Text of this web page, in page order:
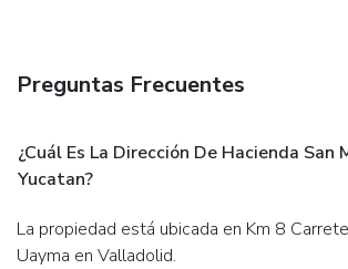
Preguntas Frecuentes
¿Cuál Es La Dirección De Hacienda San
Yucatan?
La propiedad está ubicada en Km 8 Carretera Valladolid-
Uayma en Valladolid.